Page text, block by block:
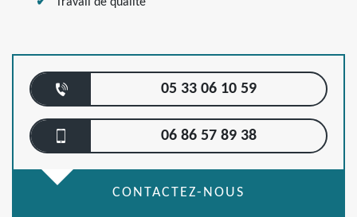
05 33 06 10 59
06 86 57 89 38
CONTACTEZ-NOUS